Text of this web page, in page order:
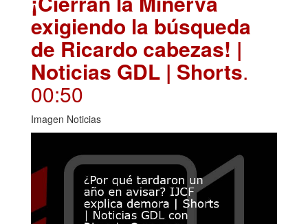
exigiendo la búsqueda
de Ricardo cabezas! |
Noticias GDL | Shorts.
00:50
Imagen Noticias